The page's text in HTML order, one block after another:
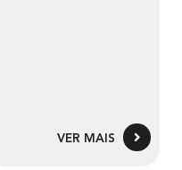
VER MAIS